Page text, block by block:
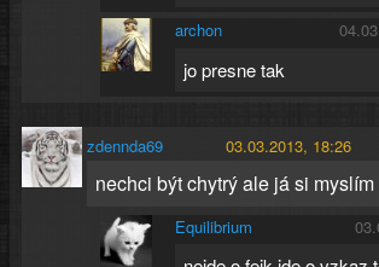
archon
jo presne tak
zdennda69 03.03.2013, 18:26
nechci být chytrý ale já si
Equilibrium